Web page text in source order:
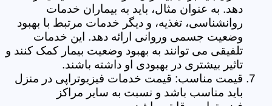
دهد. به عنوان مثال، باید به بیماران خدمات
روانشناسی، تغذیه، و دیگر خدمات مرتبط با بهبود
وضعیت جسمی وروانی ارائه دهد. این خدمات
تلفیقی می توانند به بهبود وضعیت بیمار کمک کنند و
تاثیر بیشتری در بهبودی او داشته باشند.
قیمت مناسب: قیمت خدمات فیزیوتراپی در منزل
باید مناسب باشد و نسبت به سایر مراکز